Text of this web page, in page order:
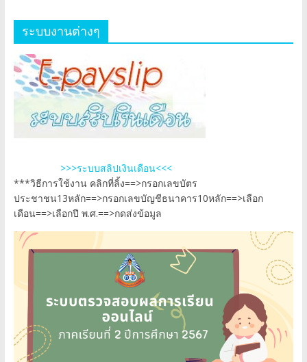
ระบบงานต่างๆ
>>>ระบบสลิปเงินเดือน<<<
***วิธีการใช้งาน คลิกที่ลิ้ง==>กรอกเลขบัตร
ประชาชน13หลัก==>กรอกเลขบัญชีธนาคาร10หลัก==>เลือก
เดือน==>เลือกปี พ.ศ.==>กดส่งข้อมูล